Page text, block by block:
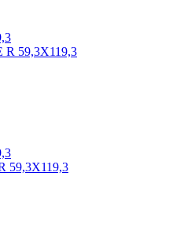
59,3X119,3
59,3X119,3